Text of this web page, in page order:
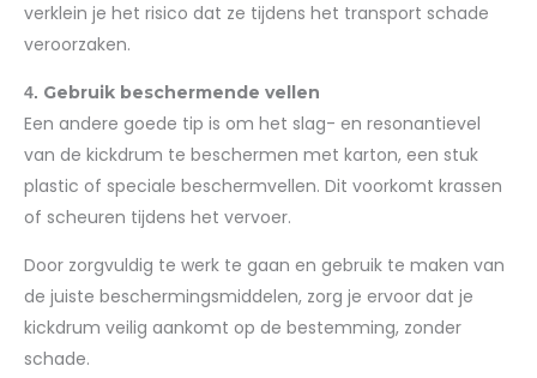
verklein je het risico dat ze tijdens het transport schade
veroorzaken.
4. Gebruik beschermende vellen
Een andere goede tip is om het slag- en resonantievel
van de kickdrum te beschermen met karton, een stuk
plastic of speciale beschermvellen. Dit voorkomt krassen
of scheuren tijdens het vervoer.
Door zorgvuldig te werk te gaan en gebruik te maken van
de juiste beschermingsmiddelen, zorg je ervoor dat je
kickdrum veilig aankomt op de bestemming, zonder
schade.